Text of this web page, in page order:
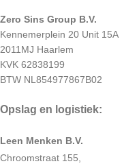
Zero Sins Group B.V.
Kennemerplein 20 Unit 15A
2011MJ Haarlem
KVK 62838199
BTW NL854977867B02
Opslag en logistiek:
Leen Menken B.V.
Chroomstraat 155,